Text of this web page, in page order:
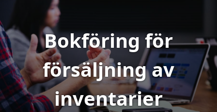
Bokföring för
försäljning av
inventarier